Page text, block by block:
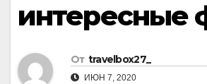
интересные
От travelbox27_
ИЮН 7, 2020